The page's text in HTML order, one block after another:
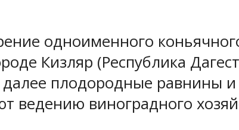
одноименного
Кизляр (Республика
плодородные равнины и
ведению виноградного